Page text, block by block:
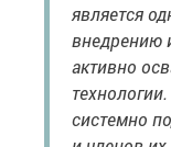
является
внедрению
активно
системно